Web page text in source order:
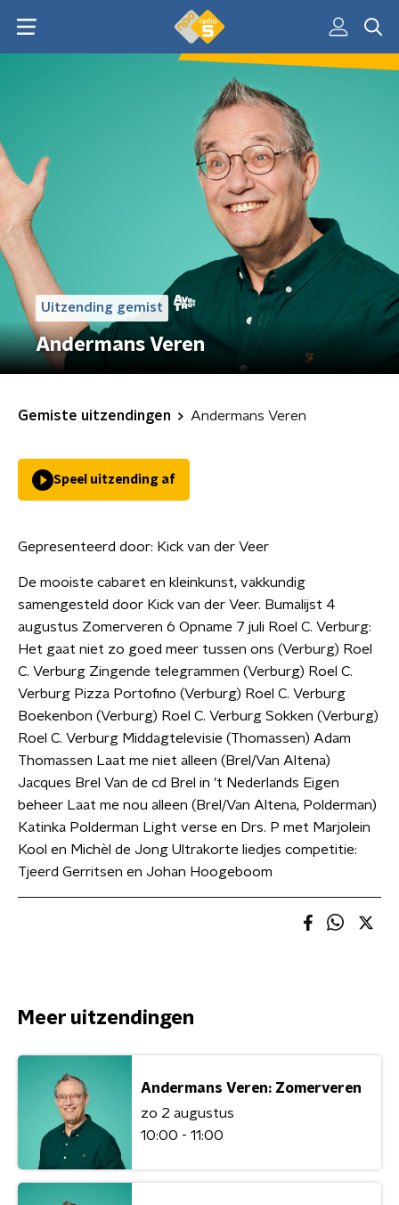
Uitzending gemist
Andermans Veren
Gemiste uitzendingen Andermans Veren
Speel uitzending af
Gepresenteerd door: Kick van der Veer
De mooiste cabaret en kleinkunst, vakkundig
samengesteld door Kick van der Veer. Bumalijst 4
augustus Zomerveren 6 Opname 7 juli Roel C. Verburg:
Het gaat niet zo goed meer tussen ons (Verburg) Roel
C. Verburg Zingende telegrammen (Verburg) Roel C.
Verburg Pizza Portofino (Verburg) Roel C. Verburg
Boekenbon (Verburg) Roel C. Verburg Sokken (Verburg)
Roel C. Verburg Middagtelevisie (Thomassen) Adam
Thomassen Laat me niet alleen (Brel/Van Altena)
Jacques Brel Van de cd Brel in ’t Nederlands Eigen
beheer Laat me nou alleen (Brel/Van Altena, Polderman)
Katinka Polderman Light verse en Drs. P met Marjolein
Kool en Michèl de Jong Ultrakorte liedjes competitie:
Tjeerd Gerritsen en Johan Hoogeboom
Meer uitzendingen
Andermans Veren: Zomerveren
zo 2 augustus
10:00 - 11:00